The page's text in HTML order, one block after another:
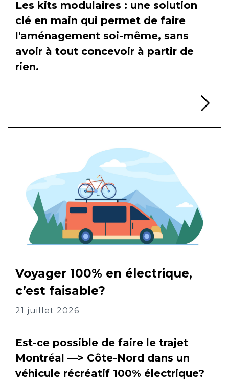
Les kits modulaires : une solution
clé en main qui permet de faire
l'aménagement soi-même, sans
avoir à tout concevoir à partir de
rien.
Voyager 100% en électrique,
c’est faisable?
21 juillet 2026
Est-ce possible de faire le trajet
Montréal —> Côte-Nord dans un
véhicule récréatif 100% électrique?